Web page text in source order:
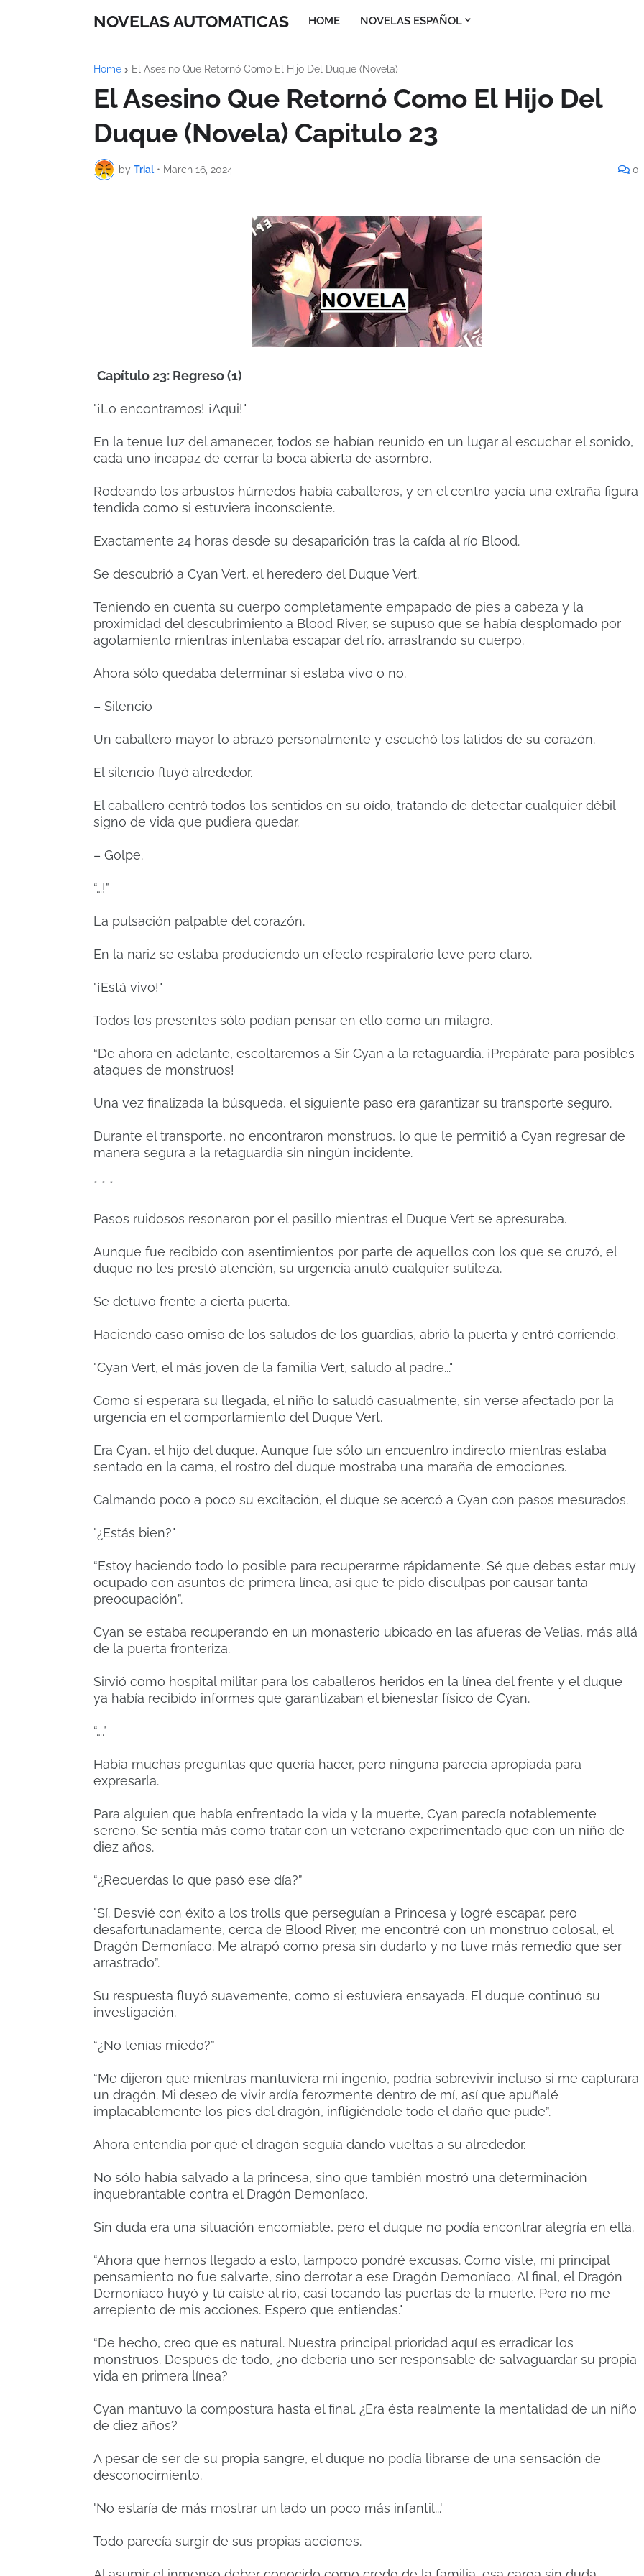
NOVELAS AUTOMATICAS HOME NOVELAS ESPAÑOL
Home El Asesino Que Retornó Como El Hijo Del Duque (Novela)
El Asesino Que Retornó Como El Hijo Del
Duque (Novela) Capitulo 23
by Trial • March 16, 2024 0
Capítulo 23: Regreso (1)
"¡Lo encontramos! ¡Aqui!"
En la tenue luz del amanecer, todos se habían reunido en un lugar al escuchar el sonido,
cada uno incapaz de cerrar la boca abierta de asombro.
Rodeando los arbustos húmedos había caballeros, y en el centro yacía una extraña figura
tendida como si estuviera inconsciente.
Exactamente 24 horas desde su desaparición tras la caída al río Blood.
Se descubrió a Cyan Vert, el heredero del Duque Vert.
Teniendo en cuenta su cuerpo completamente empapado de pies a cabeza y la
proximidad del descubrimiento a Blood River, se supuso que se había desplomado por
agotamiento mientras intentaba escapar del río, arrastrando su cuerpo.
Ahora sólo quedaba determinar si estaba vivo o no.
– Silencio
Un caballero mayor lo abrazó personalmente y escuchó los latidos de su corazón.
El silencio fluyó alrededor.
El caballero centró todos los sentidos en su oído, tratando de detectar cualquier débil
signo de vida que pudiera quedar.
– Golpe.
“…!”
La pulsación palpable del corazón.
En la nariz se estaba produciendo un efecto respiratorio leve pero claro.
"¡Está vivo!"
Todos los presentes sólo podían pensar en ello como un milagro.
“De ahora en adelante, escoltaremos a Sir Cyan a la retaguardia. ¡Prepárate para posibles
ataques de monstruos!
Una vez finalizada la búsqueda, el siguiente paso era garantizar su transporte seguro.
Durante el transporte, no encontraron monstruos, lo que le permitió a Cyan regresar de
manera segura a la retaguardia sin ningún incidente.
* * *
Pasos ruidosos resonaron por el pasillo mientras el Duque Vert se apresuraba.
Aunque fue recibido con asentimientos por parte de aquellos con los que se cruzó, el
duque no les prestó atención, su urgencia anuló cualquier sutileza.
Se detuvo frente a cierta puerta.
Haciendo caso omiso de los saludos de los guardias, abrió la puerta y entró corriendo.
"Cyan Vert, el más joven de la familia Vert, saludo al padre..."
Como si esperara su llegada, el niño lo saludó casualmente, sin verse afectado por la
urgencia en el comportamiento del Duque Vert.
Era Cyan, el hijo del duque. Aunque fue sólo un encuentro indirecto mientras estaba
sentado en la cama, el rostro del duque mostraba una maraña de emociones.
Calmando poco a poco su excitación, el duque se acercó a Cyan con pasos mesurados.
"¿Estás bien?"
“Estoy haciendo todo lo posible para recuperarme rápidamente. Sé que debes estar muy
ocupado con asuntos de primera línea, así que te pido disculpas por causar tanta
preocupación”.
Cyan se estaba recuperando en un monasterio ubicado en las afueras de Velias, más allá
de la puerta fronteriza.
Sirvió como hospital militar para los caballeros heridos en la línea del frente y el duque
ya había recibido informes que garantizaban el bienestar físico de Cyan.
“….”
Había muchas preguntas que quería hacer, pero ninguna parecía apropiada para
expresarla.
Para alguien que había enfrentado la vida y la muerte, Cyan parecía notablemente
sereno. Se sentía más como tratar con un veterano experimentado que con un niño de
diez años.
“¿Recuerdas lo que pasó ese día?”
"Sí. Desvié con éxito a los trolls que perseguían a Princesa y logré escapar, pero
desafortunadamente, cerca de Blood River, me encontré con un monstruo colosal, el
Dragón Demoníaco. Me atrapó como presa sin dudarlo y no tuve más remedio que ser
arrastrado”.
Su respuesta fluyó suavemente, como si estuviera ensayada. El duque continuó su
investigación.
“¿No tenías miedo?”
“Me dijeron que mientras mantuviera mi ingenio, podría sobrevivir incluso si me capturara
un dragón. Mi deseo de vivir ardía ferozmente dentro de mí, así que apuñalé
implacablemente los pies del dragón, infligiéndole todo el daño que pude”.
Ahora entendía por qué el dragón seguía dando vueltas a su alrededor.
No sólo había salvado a la princesa, sino que también mostró una determinación
inquebrantable contra el Dragón Demoníaco.
Sin duda era una situación encomiable, pero el duque no podía encontrar alegría en ella.
“Ahora que hemos llegado a esto, tampoco pondré excusas. Como viste, mi principal
pensamiento no fue salvarte, sino derrotar a ese Dragón Demoníaco. Al final, el Dragón
Demoníaco huyó y tú caíste al río, casi tocando las puertas de la muerte. Pero no me
arrepiento de mis acciones. Espero que entiendas."
“De hecho, creo que es natural. Nuestra principal prioridad aquí es erradicar los
monstruos. Después de todo, ¿no debería uno ser responsable de salvaguardar su propia
vida en primera línea?
Cyan mantuvo la compostura hasta el final. ¿Era ésta realmente la mentalidad de un niño
de diez años?
A pesar de ser de su propia sangre, el duque no podía librarse de una sensación de
desconocimiento.
'No estaría de más mostrar un lado un poco más infantil...'
Todo parecía surgir de sus propias acciones.